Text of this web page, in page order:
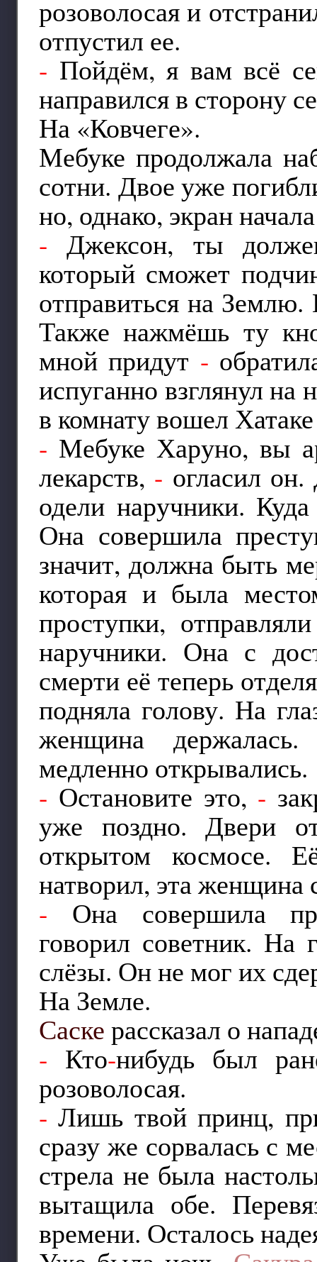
розоволосая и
отпустил ее.
- Пойдём, я вам всё
направился в сторону
На «Ковчеге».
Мебуке продолжала
сотни. Двое уже
но, однако, экран
- Джексон, ты
который сможет
отправиться на
Также нажмёшь ту
мной придут -
испуганно взглянул на
в комнату вошел
- Мебуке Харуно, вы
лекарств, - огласил
одели наручники.
Она совершила
значит, должна быть
которая и была
проступки,
наручники. Она с
смерти её теперь
подняла голову. На
женщина
медленно открывались.
- Остановите это, -
уже поздно. Двери
открытом космосе.
натворил, эта женщина
- Она совершила
говорил советник. На
слёзы. Он не мог их
На Земле.
Саскерассказал о
- Кто-нибудь был
розоволосая.
- Лишь твой принц,
сразу же сорвалась с
стрела не была
вытащила обе.
времени. Осталось